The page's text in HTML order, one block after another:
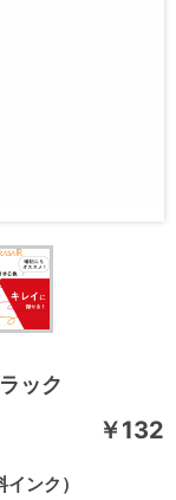
ック
ンク）
￥132